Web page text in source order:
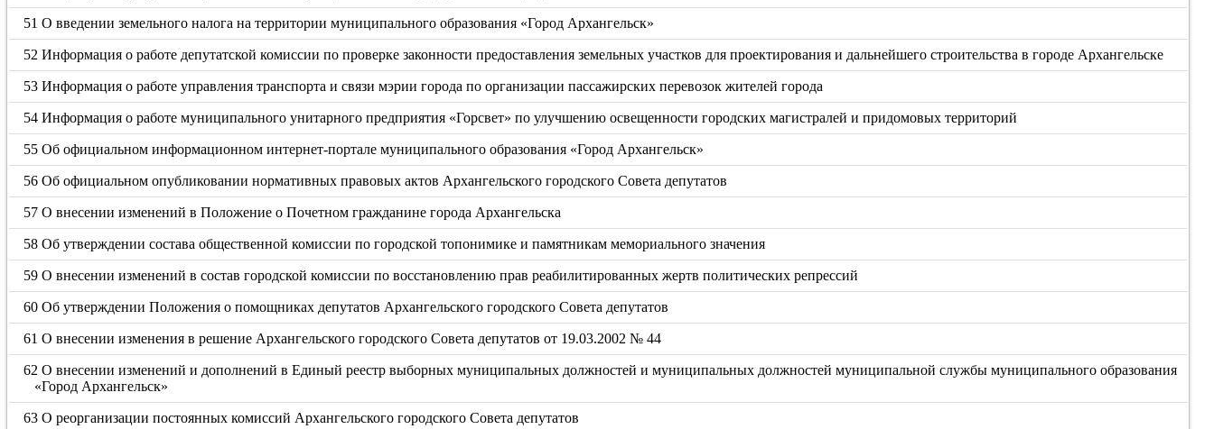
51 О введении земельного налога на территории муниципального образования «Город Архангельск»
52 Информация о работе депутатской комиссии по проверке законности предоставления земельных участков для проектирования и дальнейшего строительства в городе Архангельске
53 Информация о работе управления транспорта и связи мэрии города по организации пассажирских перевозок жителей города
54 Информация о работе муниципального унитарного предприятия «Горсвет» по улучшению освещенности городских магистралей и придомовых территорий
55 Об официальном информационном интернет-портале муниципального образования «Город Архангельск»
56 Об официальном опубликовании нормативных правовых актов Архангельского городского Совета депутатов
57 О внесении изменений в Положение о Почетном гражданине города Архангельска
58 Об утверждении состава общественной комиссии по городской топонимике и памятникам мемориального значения
59 О внесении изменений в состав городской комиссии по восстановлению прав реабилитированных жертв политических репрессий
60 Об утверждении Положения о помощниках депутатов Архангельского городского Совета депутатов
61 О внесении изменения в решение Архангельского городского Совета депутатов от 19.03.2002 № 44
62 О внесении изменений и дополнений в Единый реестр выборных муниципальных должностей и муниципальных должностей муниципальной службы муниципального образования
«Город Архангельск»
63 О реорганизации постоянных комиссий Архангельского городского Совета депутатов